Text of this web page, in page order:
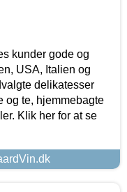
kunder gode og
USA, Italien og
delikatesser
og te, hjemmebagte
Klik her for at se